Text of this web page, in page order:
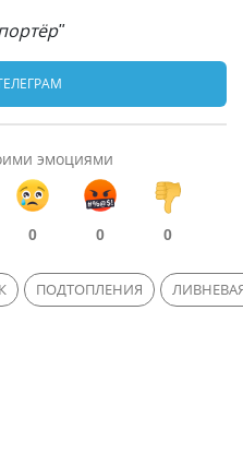
эмоциями
0 0 0
ПОДТОПЛЕНИЯ